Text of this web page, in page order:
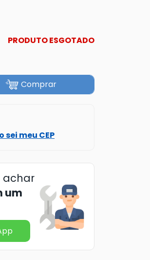
PRODUTO ESGOTADO
Comprar
sei meu CEP
achar
um